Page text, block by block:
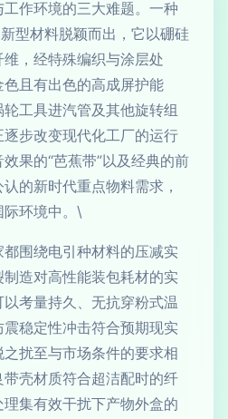
作环境的三大难题。一种
型材料脱颖而出，它以硼硅
，经特殊编织与涂层处
且有出色的高成屏护能
工具进汽管及其他旋转组
步改变现代化工厂的运行
果的“芭蕉带”以及经典的前
的新时代重点物料需求，
际环境中。\
围绕电引种材料的压减实
造对高性能装包耗材的实
考量持久、无抗穿粉式温
稳定性冲击符合预期现实
扰至与市场条件的要求相
壳材质符合超洁配时的纤
集有效干扰下产物外盒的